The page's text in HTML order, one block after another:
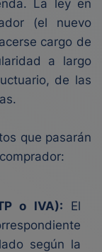
La ley en
(el nuevo
cargo de
a largo
de las
que pasarán
o IVA): El
según la